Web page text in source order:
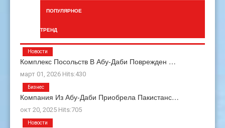
ПОПУЛЯРНОЕ
ТРЕНД
Комплекс Посольств В Абу-Даби Поврежден …
март 01, 2026 Hits:430
Новости
Компания Из Абу-Даби Приобрела Пакистанс…
окт 20, 2025 Hits:705
Бизнес
Новости